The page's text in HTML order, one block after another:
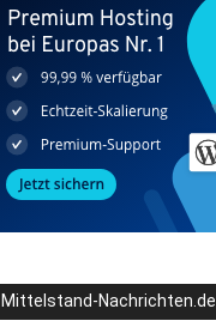
Mittelstand-Nachrichten.de